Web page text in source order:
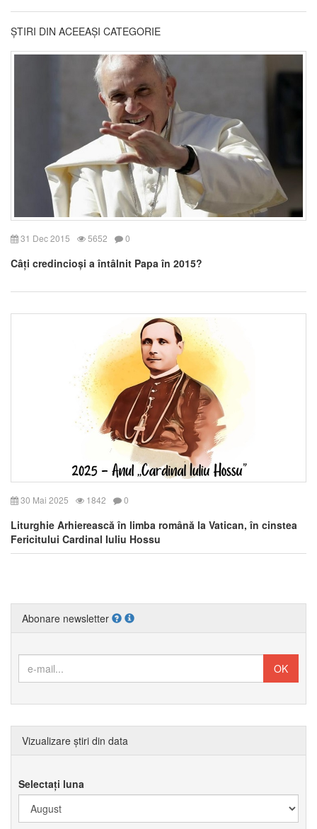
ȘTIRI DIN ACEEAȘI CATEGORIE
31 Dec 2015 5652 0
Câți credincioși a întâlnit Papa în 2015?
30 Mai 2025 1842 0
Liturghie Arhierească în limba română la Vatican, în cinstea
Fericitului Cardinal Iuliu Hossu
Abonare newsletter
Vizualizare știri din data
Selectați luna